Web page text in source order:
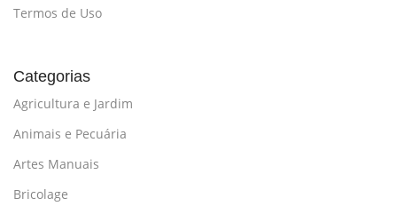
Termos de Uso
Categorias
Agricultura e Jardim
Animais e Pecuária
Artes Manuais
Bricolage